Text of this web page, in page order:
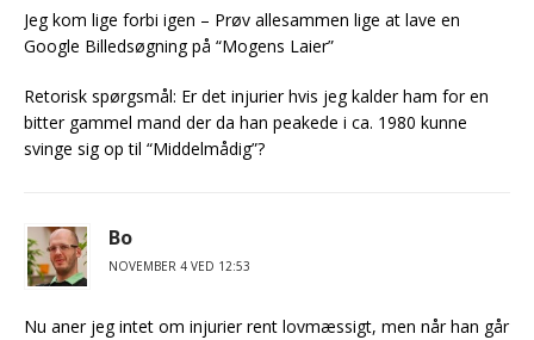
Jeg kom lige forbi igen – Prøv allesammen lige at lave en
Google Billedsøgning på “Mogens Laier”
Retorisk spørgsmål: Er det injurier hvis jeg kalder ham for en
bitter gammel mand der da han peakede i ca. 1980 kunne
svinge sig op til “Middelmådig”?
Bo
NOVEMBER 4 VED 12:53
Nu aner jeg intet om injurier rent lovmæssigt, men når han går